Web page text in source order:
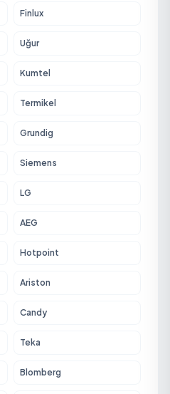
Finlux
Uğur
Kumtel
Termikel
Grundig
Siemens
LG
AEG
Hotpoint
Ariston
Candy
Teka
Blomberg